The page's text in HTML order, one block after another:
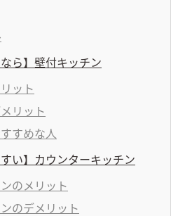
ら】壁付キッチン
ット
リット
すめな人
い】カウンターキッチン
のメリット
のデメリット